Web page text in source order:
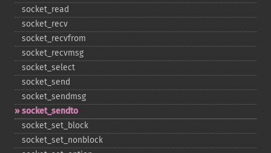
socket_​read
socket_​recv
socket_​recvfrom
socket_​recvmsg
socket_​select
socket_​send
socket_​sendmsg
socket_​sendto
socket_​set_​block
socket_​set_​nonblock